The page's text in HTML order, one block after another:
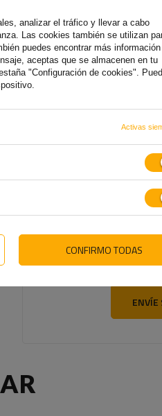
Su
El
Agregue
su propia
foto de
producto:
Su correo
ENVÍE
analizar el tráfico y llevar a cabo
Las cookies también se utilizan
puedes encontrar más
aceptas que se almacenen en tu
"Configuración de cookies".
Activas
CONFIRMO TODAS